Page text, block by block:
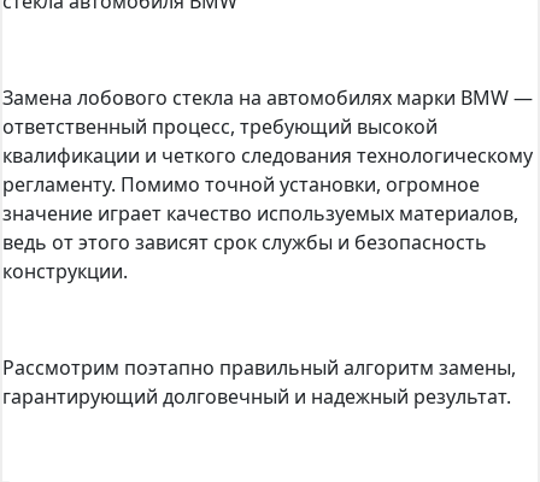
Замена лобового стекла на автомобилях марки BMW —
ответственный процесс, требующий высокой
квалификации и четкого следования технологическому
регламенту. Помимо точной установки, огромное
значение играет качество используемых материалов,
ведь от этого зависят срок службы и безопасность
конструкции.
Рассмотрим поэтапно правильный алгоритм замены,
гарантирующий долговечный и надежный результат.